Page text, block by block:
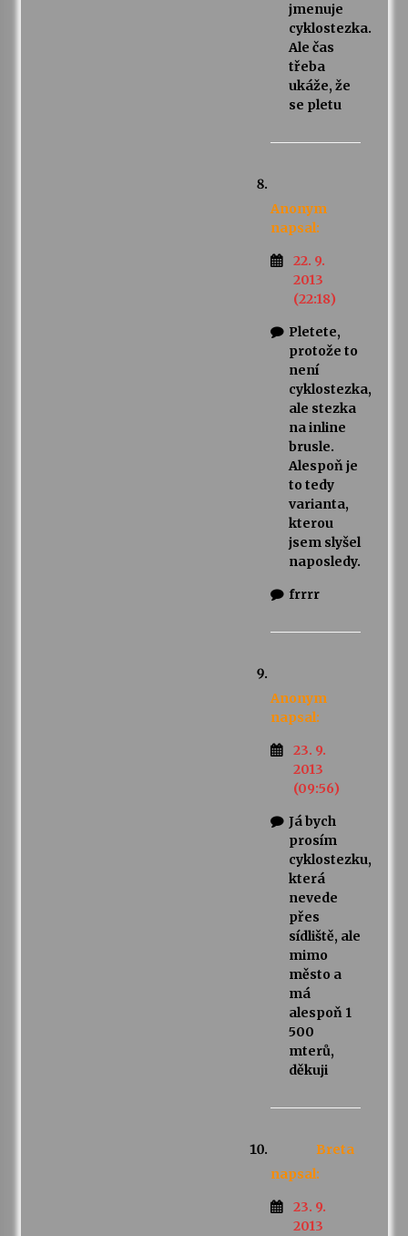
jmenuje
cyklostezka.
Ale čas
třeba
ukáže, že
se pletu
Anonym
napsal:
22. 9.
2013
(22:18)
Pletete,
protože to
není
cyklostezka,
ale stezka
na inline
brusle.
Alespoň je
to tedy
varianta,
kterou
jsem slyšel
naposledy.
frrrr
Anonym
napsal:
23. 9.
2013
(09:56)
Já bych
prosím
cyklostezku,
která
nevede
přes
sídliště, ale
mimo
město a
má
alespoň 1
500
mterů,
děkuji
Breta
napsal:
23. 9.
2013